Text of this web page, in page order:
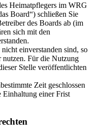
Heimatpflegers im WRG
Board“) schließen Sie
des Boards ab (im
sich mit den
einverstanden sind, so
nutzen. Für die Nutzung
Stelle veröffentlichten
Zeit geschlossen
Einhaltung einer Frist